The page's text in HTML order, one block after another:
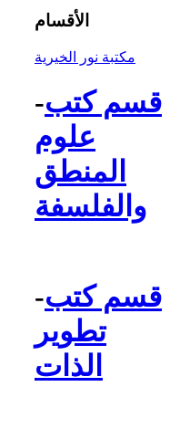
الأقسام
مكتبة نور الخيرية
-قسم كتب
علوم
المنطق
والفلسفة
-قسم كتب
تطوير
الذات